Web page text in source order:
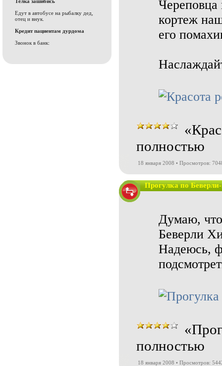
Едут в автобусе на рыбалку дед,
отец и внук.
Кредит пациентам дурдома
Звонок в банк:
кортеж
его
полностью
18 января 2008 • Просмотров:
Прогулка по
Думаю, что
Беверли
Надеюсь,
полностью
18 января 2008 • Просмотров: